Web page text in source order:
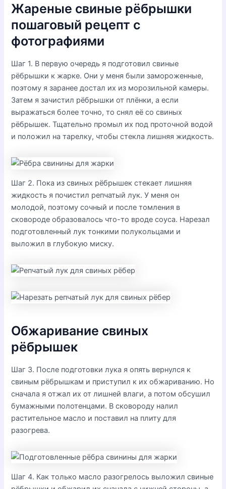
Жареные свиные рёбрышки
пошаговый рецепт с
фотографиями
Шаг 1. В первую очередь я подготовил свиные
рёбрышки к жарке. Они у меня были замороженные,
поэтому я заранее достал их из морозильной камеры.
Затем я зачистил рёбрышки от плёнки, а если
выражаться более точно, то снял её со свиных
рёбрышек. Тщательно промыл их под проточной водой
и положил на тарелку, чтобы стекла лишняя жидкость.
Шаг 2. Пока из свиных рёбрышек стекает лишняя
жидкость я почистил репчатый лук. У меня он
молодой, поэтому сочный и после томления в
сковороде образовалось что-то вроде соуса. Нарезал
подготовленный лук тонкими полукольцами и
выложил в глубокую миску.
Обжаривание свиных
рёбрышек
Шаг 3. После подготовки лука я опять вернулся к
свиным рёбрышкам и приступил к их обжариванию. Но
сначала я отжал их от лишней влаги, а потом обсушил
бумажными полотенцами. В сковороду налил
растительное масло и поставил на плиту для
разогрева.
Шаг 4. Как только масло разогрелось выложил свиные